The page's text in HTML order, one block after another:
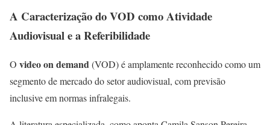
A Caracterização do VOD como Atividade
Audiovisual e a Referibilidade
O video on demand(VOD) é amplamente reconhecido como um
segmento de mercado do setor audiovisual, com previsão
inclusive em normas infralegais.